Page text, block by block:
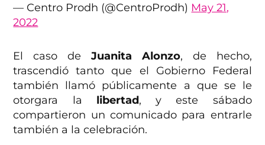
— Centro Prodh (@CentroProdh) May 21,
2022
El caso de Juanita Alonzo, de hecho,
trascendió tanto que el Gobierno Federal
también llamó públicamente a que se le
otorgara la libertad, y este sábado
compartieron un comunicado para entrarle
también a la celebración.